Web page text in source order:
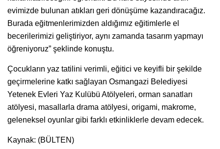
evimizde bulunan atıkları geri dönüşüme kazandıracağız.
Burada eğitmenlerimizden aldığımız eğitimlerle el
becerilerimizi geliştiriyor, aynı zamanda tasarım yapmayı
öğreniyoruz” şeklinde konuştu.
Çocukların yaz tatilini verimli, eğitici ve keyifli bir şekilde
geçirmelerine katkı sağlayan Osmangazi Belediyesi
Yetenek Evleri Yaz Kulübü Atölyeleri, orman sanatları
atölyesi, masallarla drama atölyesi, origami, makrome,
geleneksel oyunlar gibi farklı etkinliklerle devam edecek.
Kaynak: (BÜLTEN)